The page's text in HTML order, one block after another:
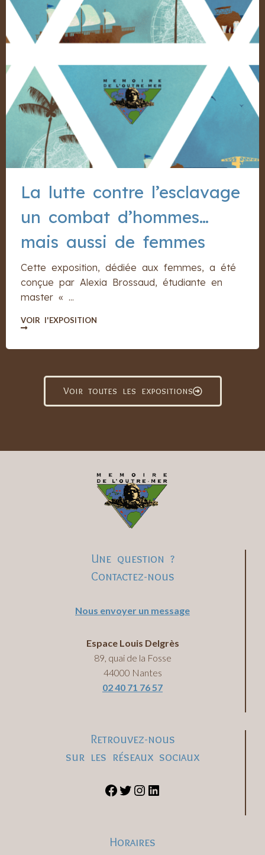
La lutte contre l’esclavage
un combat d’hommes…
mais aussi de femmes
Cette exposition, dédiée aux femmes, a été
conçue par Alexia Brossaud, étudiante en
master « ...
VOIR l'EXPOSITION
Voir toutes les expositions
Une question ?
Contactez-nous
Nous envoyer un message
Espace Louis Delgrès
89, quai de la Fosse
44000 Nantes
02 40 71 76 57
Retrouvez-nous
sur les réseaux sociaux
Horaires